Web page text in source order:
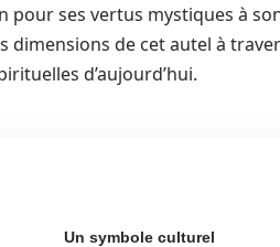
ses vertus mystiques à
de cet autel à
d’aujourd’hui.
Un symbole culturel